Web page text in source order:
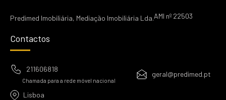
Predimed Imobiliária, Mediação Imobiliária Lda.AMI nº 22503
Contactos
211606818
Chamada para a rede móvel nacional
geral@predimed.pt
Lisboa